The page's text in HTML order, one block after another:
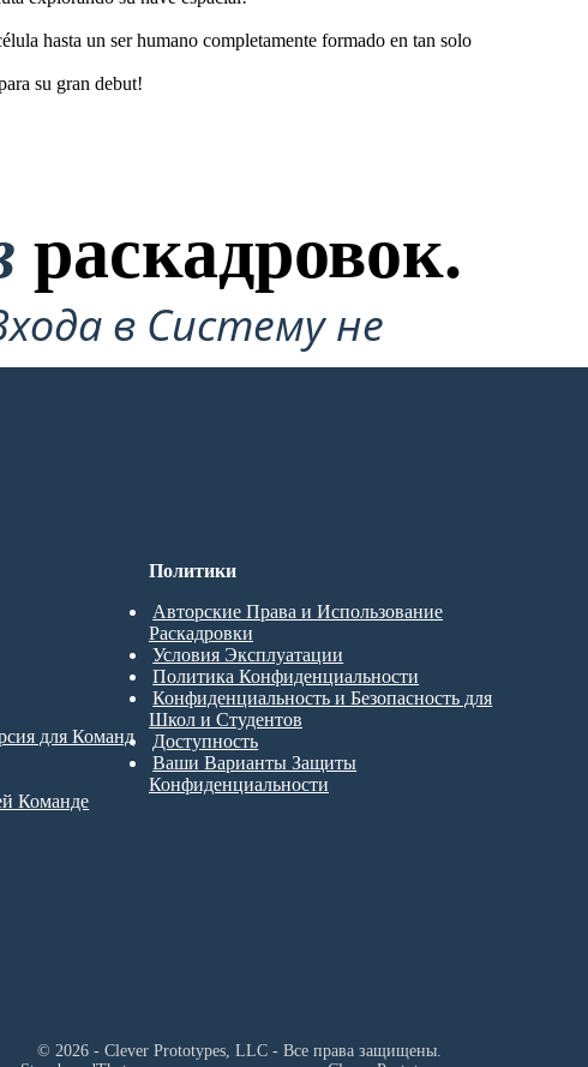
hasta un ser humano completamente formado en tan solo
su gran debut!
раскадровок.
в Систему не
для Команд
Команде
Политики
Авторские Права и Использование
Раскадровки
Условия Эксплуатации
Политика Конфиденциальности
Конфиденциальность и Безопасность для
Школ и Студентов
Доступность
Ваши Варианты Защиты
Конфиденциальности
© 2026 - Clever Prototypes, LLC - Все права защищены.